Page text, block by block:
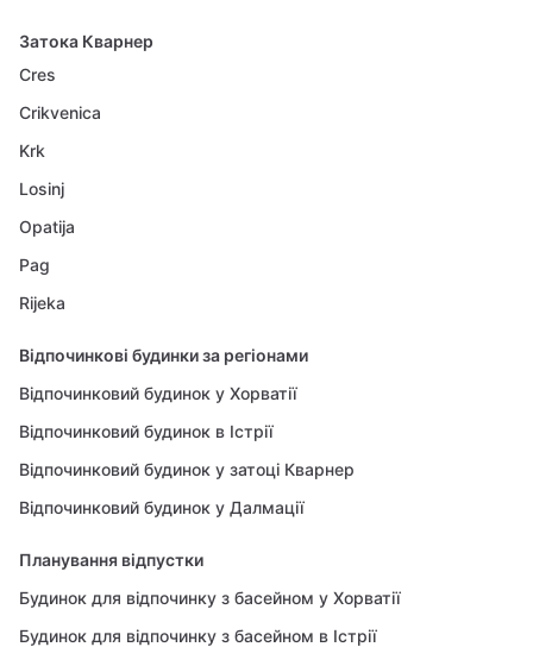
Затока Кварнер
Cres
Crikvenica
Krk
Losinj
Opatija
Pag
Rijeka
Відпочинкові будинки за регіонами
Відпочинковий будинок у Хорватії
Відпочинковий будинок в Істрії
Відпочинковий будинок у затоці Кварнер
Відпочинковий будинок у Далмації
Планування відпустки
Будинок для відпочинку з басейном у Хорватії
Будинок для відпочинку з басейном в Істрії